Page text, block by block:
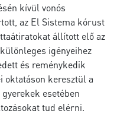
kívül vonós
az El Sistema kórust
állított elő az
igényeihez
és reménykedik
oktatáson keresztül a
esetében
tud elérni.